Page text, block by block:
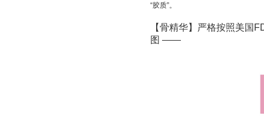
“胶质”。
【骨精华】严格按照美国
图 ——